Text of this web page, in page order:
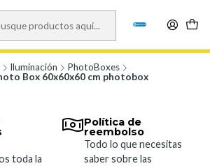
Agustinos 5478, Ñuñoa. Lunes a Viernes 9.30 a
y Domingos de 10:00 a 17:00
Iluminación
PhotoBoxes
Box 60x60x60 cm photobox
toda la
Política de
reembolso
Todo lo que necesitas
saber sobre las